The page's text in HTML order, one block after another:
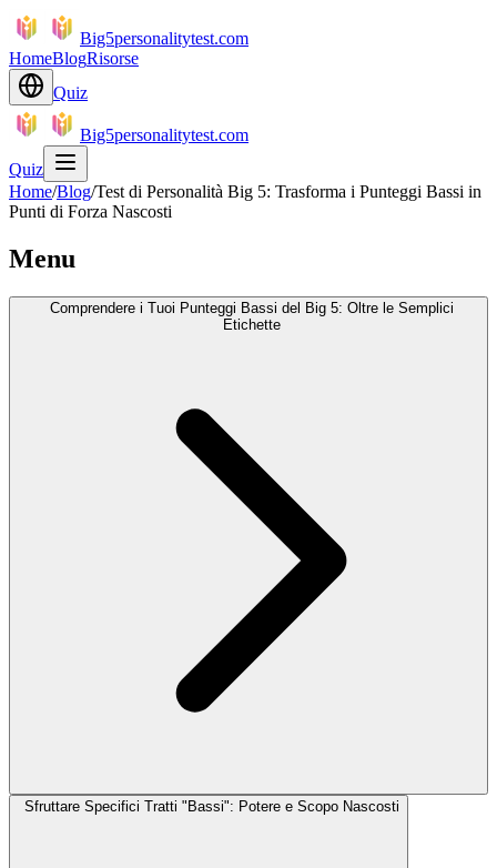
Big5personalitytest.com
HomeBlogRisorse
Quiz
Big5personalitytest.com
Quiz
Home/Blog/Test di Personalità Big 5: Trasforma i Punteggi Bassi in
Punti di Forza Nascosti
Menu
Comprendere i Tuoi Punteggi Bassi del Big 5: Oltre le Semplici
Etichette
Sfruttare Specifici Tratti "Bassi": Potere e Scopo Nascosti